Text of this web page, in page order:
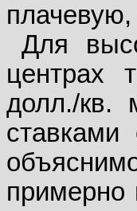
Для
центрах
долл./кв.
примерно